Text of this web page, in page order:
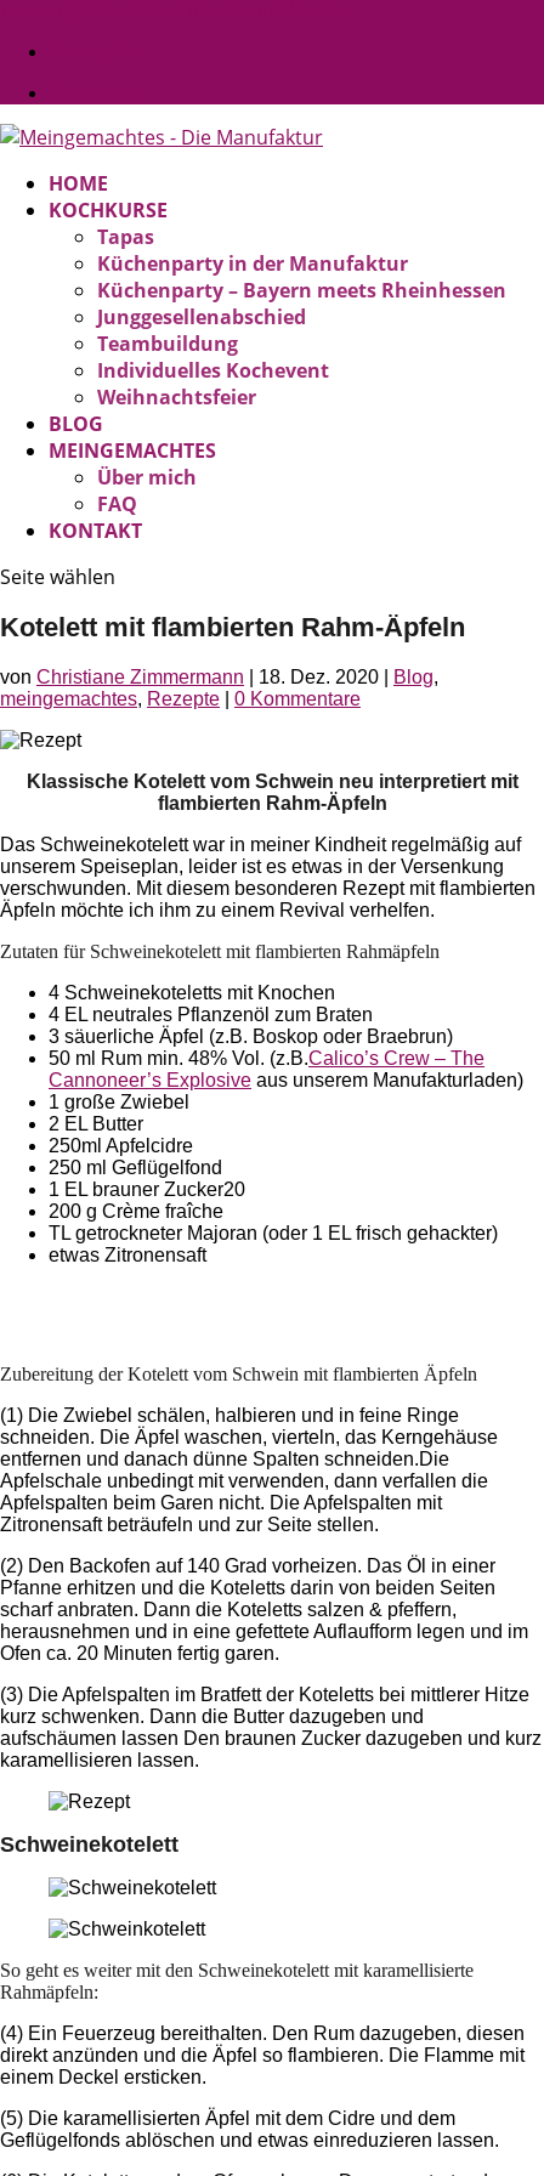
HOME
KOCHKURSE
Tapas
Küchenparty in der Manufaktur
Küchenparty – Bayern meets Rheinhessen
Junggesellenabschied
Teambuildung
Individuelles Kochevent
Weihnachtsfeier
BLOG
MEINGEMACHTES
Über mich
FAQ
KONTAKT
Seite wählen
Kotelett mit flambierten Rahm-Äpfeln
von Christiane Zimmermann 18. Dez. 2020 Blog,
meingemachtes, Rezepte 0 Kommentare
Klassische Kotelett vom Schwein neu interpretiert mit
flambierten Rahm-Äpfeln
Das Schweinekotelett war in meiner Kindheit regelmäßig auf
unserem Speiseplan, leider ist es etwas in der Versenkung
verschwunden. Mit diesem besonderen Rezept mit flambierten
Äpfeln möchte ich ihm zu einem Revival verhelfen.
Zutaten für Schweinekotelett mit flambierten Rahmäpfeln
4 Schweinekoteletts mit Knochen
4 EL neutrales Pflanzenöl zum Braten
3 säuerliche Äpfel (z.B. Boskop oder Braebrun)
50 ml Rum min. 48% Vol. (z.B.Calico’s Crew – The
Cannoneer’s Explosive aus unserem Manufakturladen)
1 große Zwiebel
2 EL Butter
250ml Apfelcidre
250 ml Geflügelfond
1 EL brauner Zucker20
200 g Crème fraîche
TL getrockneter Majoran (oder 1 EL frisch gehackter)
etwas Zitronensaft
Zubereitung der Kotelett vom Schwein mit flambierten Äpfeln
(1) Die Zwiebel schälen, halbieren und in feine Ringe
schneiden. Die Äpfel waschen, vierteln, das Kerngehäuse
entfernen und danach dünne Spalten schneiden.Die
Apfelschale unbedingt mit verwenden, dann verfallen die
Apfelspalten beim Garen nicht. Die Apfelspalten mit
Zitronensaft beträufeln und zur Seite stellen.
(2) Den Backofen auf 140 Grad vorheizen. Das Öl in einer
Pfanne erhitzen und die Koteletts darin von beiden Seiten
scharf anbraten. Dann die Koteletts salzen & pfeffern,
herausnehmen und in eine gefettete Auflaufform legen und im
Ofen ca. 20 Minuten fertig garen.
(3) Die Apfelspalten im Bratfett der Koteletts bei mittlerer Hitze
kurz schwenken. Dann die Butter dazugeben und
aufschäumen lassen Den braunen Zucker dazugeben und kurz
karamellisieren lassen.
Schweinekotelett
So geht es weiter mit den Schweinekotelett mit karamellisierte
Rahmäpfeln:
(4) Ein Feuerzeug bereithalten. Den Rum dazugeben, diesen
direkt anzünden und die Äpfel so flambieren. Die Flamme mit
einem Deckel ersticken.
(5) Die karamellisierten Äpfel mit dem Cidre und dem
Geflügelfonds ablöschen und etwas einreduzieren lassen.